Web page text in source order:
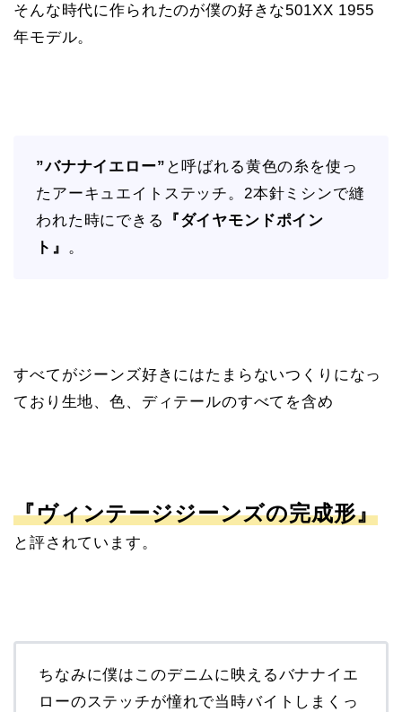
そんな時代に作られたのが僕の好きな501XX 1955
年モデル。
”バナナイエロー” と呼ばれる黄色の糸を使っ
たアーキュエイトステッチ。2本針ミシンで縫
われた時にできる
『ダイヤモンドポイン
ト』 。
すべてがジーンズ好きにはたまらないつくりになっ
ており生地、色、ディテールのすべてを含め
『ヴィンテージジーンズの完成形』
と評されています。
ちなみに僕はこのデニムに映えるバナナイエ
ローのステッチが憧れで当時バイトしまくっ